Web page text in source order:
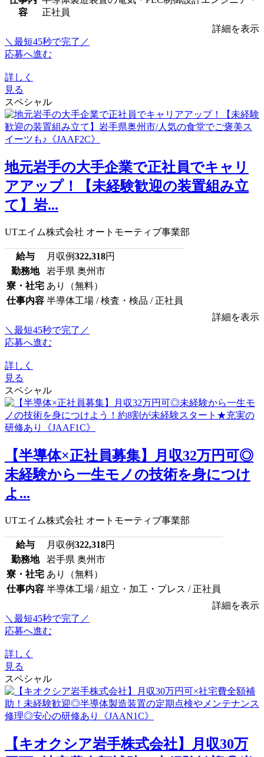
容
正社員
詳細を表示
＼最短45秒で完了／
応募へ進む
詳しく
見る
スペシャル
地元岩手の大手企業で正社員でキャリ
アアップ！【未経験歓迎の装置組み立
て】岩...
UTエイム株式会社 オートモーティブ事業部
給与 月収例322,318円
勤務地
岩手県 奥州市
寮・社宅 あり（無料）
仕事内容 半導体工場 / 検査・検品 / 正社員
詳細を表示
＼最短45秒で完了／
応募へ進む
詳しく
見る
スペシャル
【半導体×正社員募集】月収32万円可◎
未経験から一生モノの技術を身につけ
よ...
UTエイム株式会社 オートモーティブ事業部
給与 月収例322,318円
勤務地
岩手県 奥州市
寮・社宅 あり（無料）
仕事内容 半導体工場 / 組立・加工・プレス / 正社員
詳細を表示
＼最短45秒で完了／
応募へ進む
詳しく
見る
スペシャル
【キオクシア岩手株式会社】月収30万